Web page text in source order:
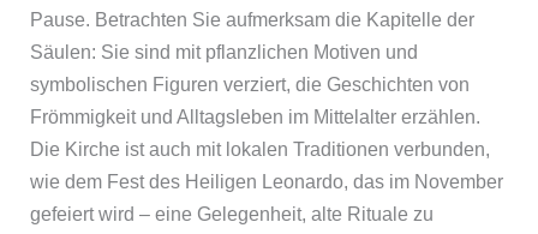
Pause. Betrachten Sie aufmerksam die Kapitelle der
Säulen: Sie sind mit pflanzlichen Motiven und
symbolischen Figuren verziert, die Geschichten von
Frömmigkeit und Alltagsleben im Mittelalter erzählen.
Die Kirche ist auch mit lokalen Traditionen verbunden,
wie dem Fest des Heiligen Leonardo, das im November
gefeiert wird – eine Gelegenheit, alte Rituale zu